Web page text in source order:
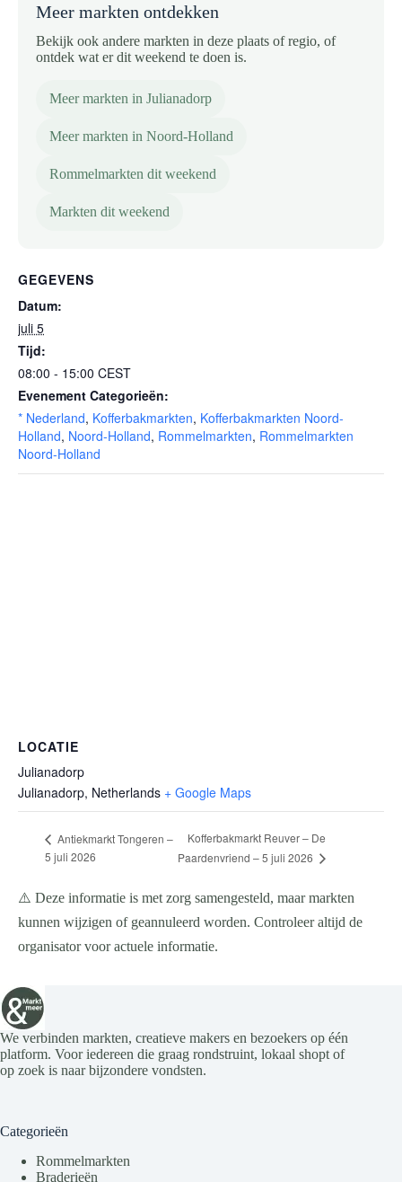
Meer markten ontdekken
Bekijk ook andere markten in deze plaats of regio, of
ontdek wat er dit weekend te doen is.
Meer markten in Julianadorp
Meer markten in Noord-Holland
Rommelmarkten dit weekend
Markten dit weekend
GEGEVENS
Datum:
juli 5
Tijd:
08:00 - 15:00 CEST
Evenement Categorieën:
* Nederland, Kofferbakmarkten, Kofferbakmarkten Noord-
Holland, Noord-Holland, Rommelmarkten, Rommelmarkten
Noord-Holland
LOCATIE
Julianadorp
Julianadorp, Netherlands + Google Maps
Antiekmarkt Tongeren –
5 juli 2026
Kofferbakmarkt Reuver – De
Paardenvriend – 5 juli 2026
⚠️ Deze informatie is met zorg samengesteld, maar markten
kunnen wijzigen of geannuleerd worden. Controleer altijd de
organisator voor actuele informatie.
We verbinden markten, creatieve makers en bezoekers op één
platform. Voor iedereen die graag rondstruint, lokaal shopt of
op zoek is naar bijzondere vondsten.
Categorieën
Rommelmarkten
Braderieën